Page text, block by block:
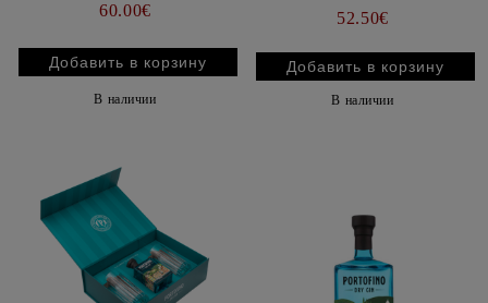
60.00€
В наличии
52.50€
В наличии